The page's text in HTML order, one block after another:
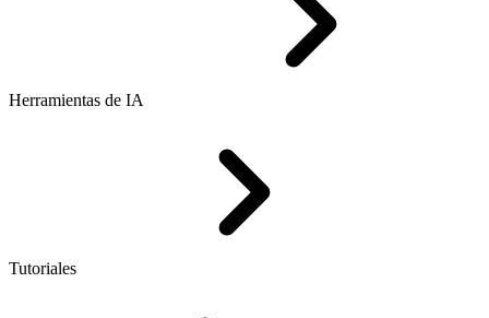
Herramientas de IA
Tutoriales